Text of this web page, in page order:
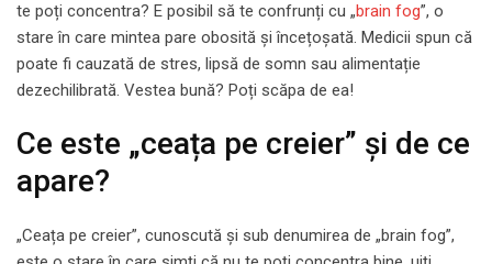
te poți concentra? E posibil să te confrunți cu „brain fog”, o
stare în care mintea pare obosită și încețoșată. Medicii spun că
poate fi cauzată de stres, lipsă de somn sau alimentație
dezechilibrată. Vestea bună? Poți scăpa de ea!
Ce este „ceața pe creier” și de ce
apare?
„Ceața pe creier”, cunoscută și sub denumirea de „brain fog”,